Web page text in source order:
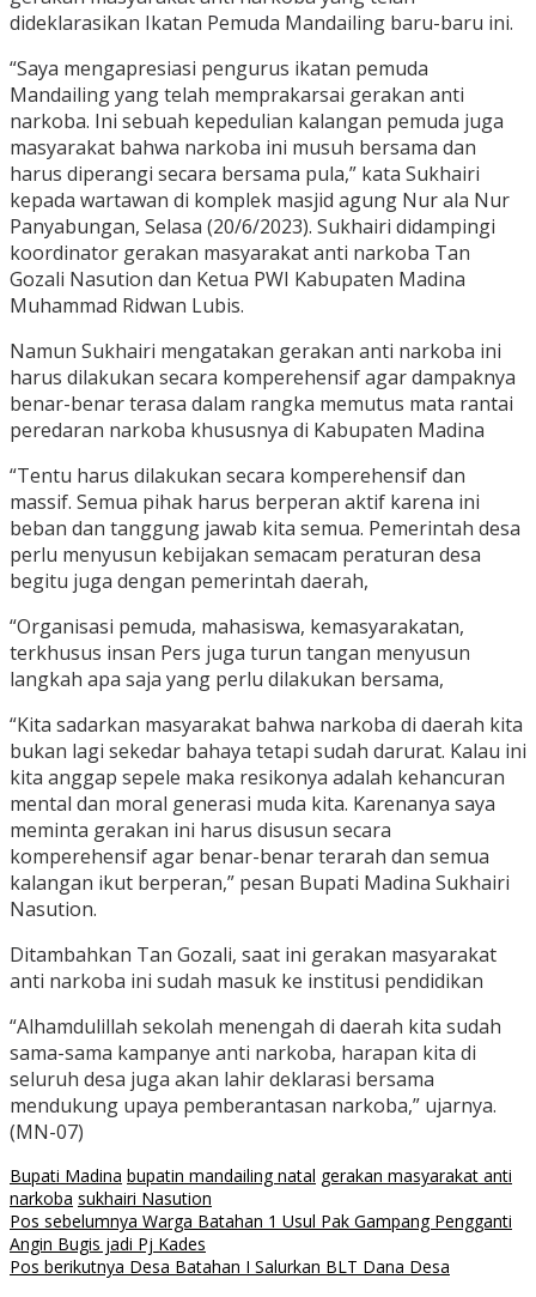
dideklarasikan Ikatan Pemuda Mandailing baru-baru ini.
“Saya mengapresiasi pengurus ikatan pemuda
Mandailing yang telah memprakarsai gerakan anti
narkoba. Ini sebuah kepedulian kalangan pemuda juga
masyarakat bahwa narkoba ini musuh bersama dan
harus diperangi secara bersama pula,” kata Sukhairi
kepada wartawan di komplek masjid agung Nur ala Nur
Panyabungan, Selasa (20/6/2023). Sukhairi didampingi
koordinator gerakan masyarakat anti narkoba Tan
Gozali Nasution dan Ketua PWI Kabupaten Madina
Muhammad Ridwan Lubis.
Namun Sukhairi mengatakan gerakan anti narkoba ini
harus dilakukan secara komperehensif agar dampaknya
benar-benar terasa dalam rangka memutus mata rantai
peredaran narkoba khususnya di Kabupaten Madina
“Tentu harus dilakukan secara komperehensif dan
massif. Semua pihak harus berperan aktif karena ini
beban dan tanggung jawab kita semua. Pemerintah desa
perlu menyusun kebijakan semacam peraturan desa
begitu juga dengan pemerintah daerah,
“Organisasi pemuda, mahasiswa, kemasyarakatan,
terkhusus insan Pers juga turun tangan menyusun
langkah apa saja yang perlu dilakukan bersama,
“Kita sadarkan masyarakat bahwa narkoba di daerah kita
bukan lagi sekedar bahaya tetapi sudah darurat. Kalau ini
kita anggap sepele maka resikonya adalah kehancuran
mental dan moral generasi muda kita. Karenanya saya
meminta gerakan ini harus disusun secara
komperehensif agar benar-benar terarah dan semua
kalangan ikut berperan,” pesan Bupati Madina Sukhairi
Nasution.
Ditambahkan Tan Gozali, saat ini gerakan masyarakat
anti narkoba ini sudah masuk ke institusi pendidikan
“Alhamdulillah sekolah menengah di daerah kita sudah
sama-sama kampanye anti narkoba, harapan kita di
seluruh desa juga akan lahir deklarasi bersama
mendukung upaya pemberantasan narkoba,” ujarnya.
(MN-07)
Bupati Madina bupatin mandailing natal gerakan masyarakat anti
narkoba sukhairi Nasution
Navigasi
pos
Pos sebelumnya Warga Batahan 1 Usul Pak Gampang Pengganti
Angin Bugis jadi Pj Kades
Pos berikutnya Desa Batahan I Salurkan BLT Dana Desa